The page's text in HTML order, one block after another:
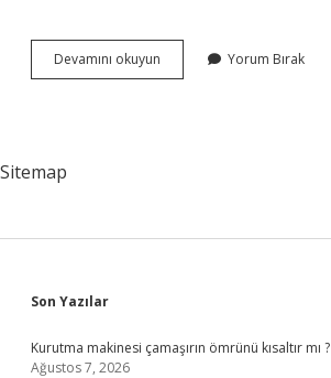
Devamını okuyun Ölülerin
Ruhuna
Yorum Bırak
Sitemap
Sidebar
Son Yazılar
Kurutma makinesi çamaşırın ömrünü kısaltır mı ?
Ağustos 7, 2026